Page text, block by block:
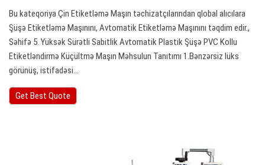
Bu kateqoriya Çin Etiketləmə Maşın təchizatçılarından qlobal alıcılara
Şüşə Etiketləmə Maşınını, Avtomatik Etiketləmə Maşınını təqdim edir.,
Səhifə 5. Yüksək Sürətli Sabitlik Avtomatik Plastik Şüşə PVC Kollu
Etiketləndirmə Küçültmə Maşın Məhsulun Tanıtımı 1.Bənzərsiz lüks
görünüş, istifadəsi…
Get Best Quote